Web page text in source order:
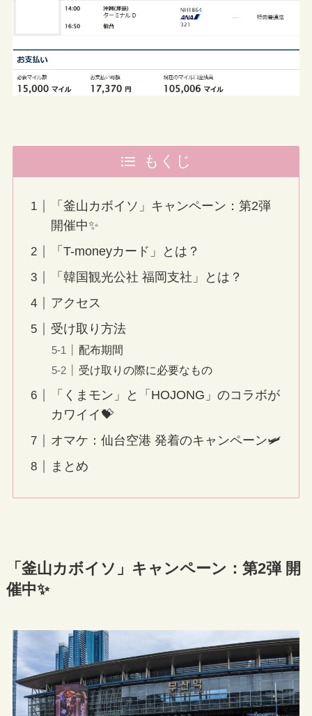
もくじ
「釜山カボイソ」キャンペーン：第2弾
開催中✨
「T-moneyカード」とは？
「韓国観光公社 福岡支社」とは？
アクセス
受け取り方法
配布期間
受け取りの際に必要なもの
「くまモン」と「HOJONG」のコラボが
カワイイ💝
オマケ：仙台空港 発着のキャンペーン🛩
まとめ
「釜山カボイソ」キャンペーン：第2弾 開
催中✨